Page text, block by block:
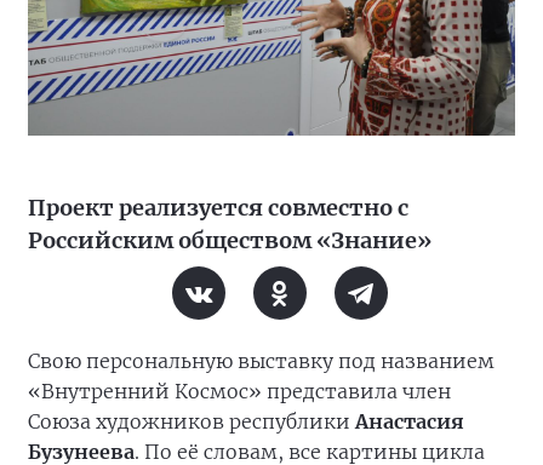
Проект реализуется совместно с
Российским обществом «Знание»
Свою персональную выставку под названием
«Внутренний Космос» представила член
Союза художников республики Анастасия
Бузунеева. По её словам, все картины цикла